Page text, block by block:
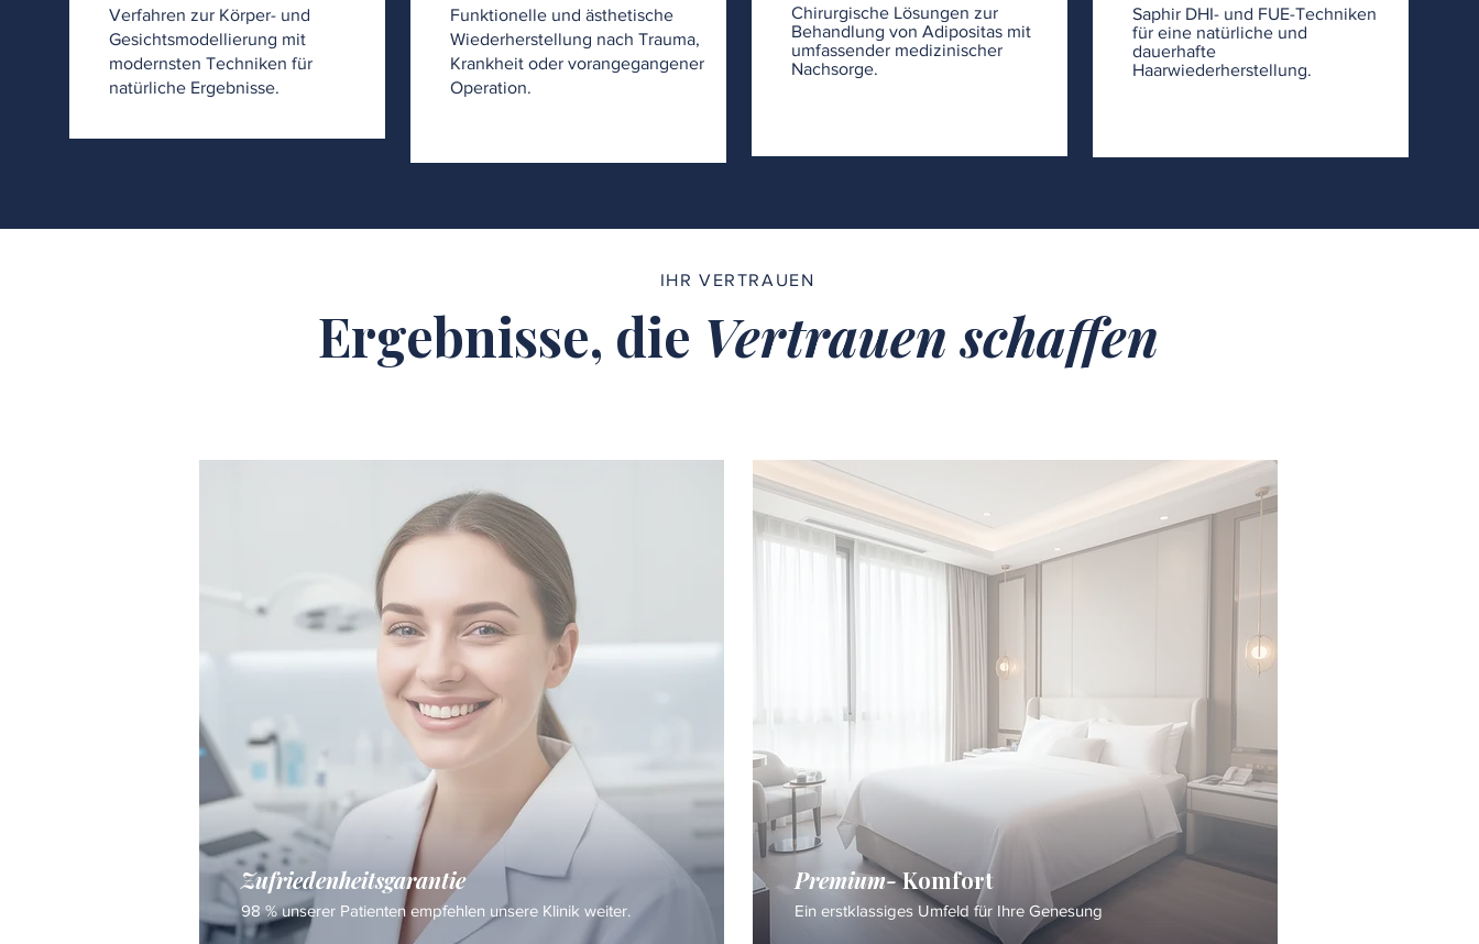
Verfahren zur Körper- und
Gesichtsmodellierung mit
modernsten Techniken für
natürliche Ergebnisse.
Funktionelle und ästhetische
Wiederherstellung nach Trauma,
Krankheit oder vorangegangener
Operation.
Chirurgische Lösungen zur
Behandlung von Adipositas mit
umfassender medizinischer
Nachsorge.
Saphir DHI- und FUE-Techniken
für eine natürliche und
dauerhafte
Haarwiederherstellung.
IHR VERTRAUEN
Ergebnisse, die Vertrauen schaffen
Zufriedenheitsgarantie
98 % unserer Patienten empfehlen unsere Klinik weiter.
Premium-Komfort
Ein erstklassiges Umfeld für Ihre Genesung